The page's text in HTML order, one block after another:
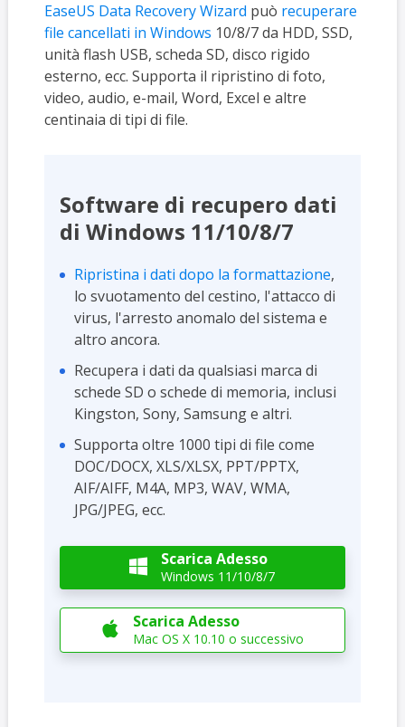
EaseUS Data Recovery Wizard può recuperare
file cancellati in Windows 10/8/7 da HDD, SSD,
unità flash USB, scheda SD, disco rigido
esterno, ecc. Supporta il ripristino di foto,
video, audio, e-mail, Word, Excel e altre
centinaia di tipi di file.
Software di recupero dati
di Windows 11/10/8/7
Ripristina i dati dopo la formattazione,
lo svuotamento del cestino, l'attacco di
virus, l'arresto anomalo del sistema e
altro ancora.
Recupera i dati da qualsiasi marca di
schede SD o schede di memoria, inclusi
Kingston, Sony, Samsung e altri.
Supporta oltre 1000 tipi di file come
DOC/DOCX, XLS/XLSX, PPT/PPTX,
AIF/AIFF, M4A, MP3, WAV, WMA,
JPG/JPEG, ecc.
 Scarica Adesso
Windows 11/10/8/7
 Scarica Adesso
Mac OS X 10.10 o successivo